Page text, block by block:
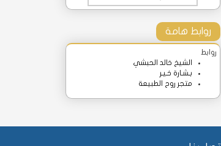
روابط هامة
روابط
الشيخ خالد الحبشي
بـشـارة خـيـر
متجر روح الطبيعة